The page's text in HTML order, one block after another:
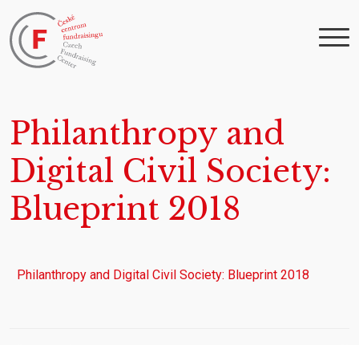
Philanthropy and
Digital Civil Society:
Blueprint 2018
Philanthropy and Digital Civil Society: Blueprint 2018